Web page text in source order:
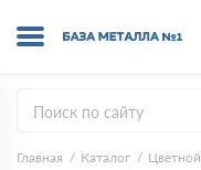
Главная Каталог